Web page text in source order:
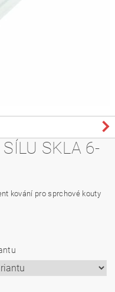
kování pro sprchové kouty